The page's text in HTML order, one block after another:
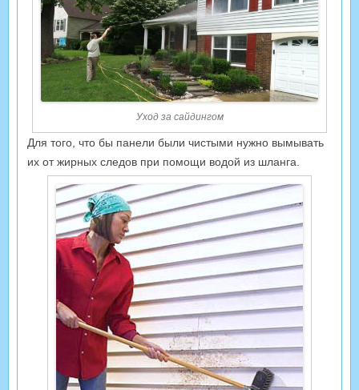
Уход за сайдингом
Для того, что бы панели были чистыми нужно вымывать
их от жирных следов при помощи водой из шланга.